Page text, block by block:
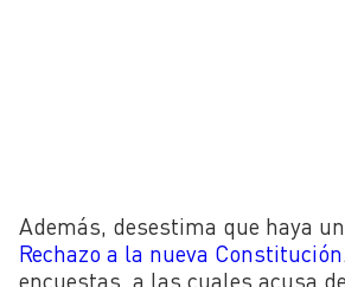
Además, desestima que haya
Rechazo a la nueva Constitución
encuestas, a las cuales acusa